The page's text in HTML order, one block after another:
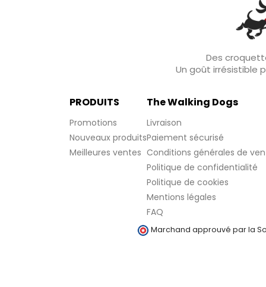
Des
Un goût irrésistible
PRODUITS
Promotions
Nouveaux produits
Meilleures ventes
The Walking Dogs
Livraison
Paiement sécurisé
Conditions générales de
Politique de confidentialité
Politique de cookies
Mentions légales
FAQ
Marchand approuvé par la